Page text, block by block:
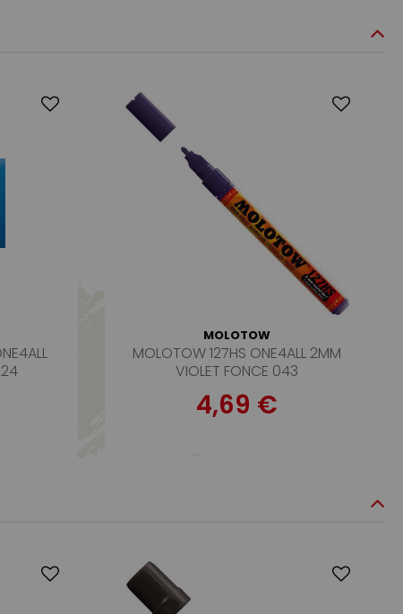
MOLOTOW
MOLOTOW 127HS ONE4ALL 2MM
VIOLET FONCE 043
4,69 €